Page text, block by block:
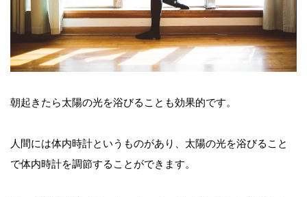
朝起きたら太陽の光を浴びることも効果的です。
人間には体内時計というものがあり、太陽の光を浴びること
で体内時計を調節することができます。